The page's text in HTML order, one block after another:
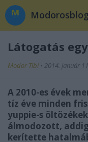
Modorosblog
Látogatás
Modor Tibi • 2014. január 11.
A 2010-es évek
tíz éve minden
yuppie-s
álmodozott,
kerítette